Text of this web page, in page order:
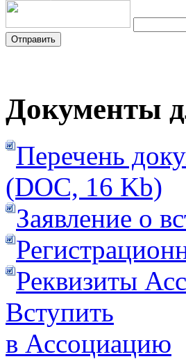
Документы
Перечень
(DOC, 16 Kb)
Заявление о
Реквизиты
Вступить
в Ассоциацию